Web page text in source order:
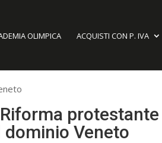
OLIMPICA ACQUISTI CON P. IVA
protestante
dominio Veneto